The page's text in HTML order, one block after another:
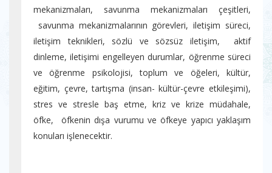
mekanizmaları, savunma mekanizmaları çeşitleri,
savunma mekanizmalarının görevleri, iletişim süreci,
iletişim teknikleri, sözlü ve sözsüz iletişim, aktif
dinleme, iletişimi engelleyen durumlar, öğrenme süreci
ve öğrenme psikolojisi, toplum ve öğeleri, kültür,
eğitim, çevre, tartışma (insan- kültür-çevre etkileşimi),
stres ve stresle baş etme, kriz ve krize müdahale,
öfke, öfkenin dışa vurumu ve öfkeye yapıcı yaklaşım
konuları işlenecektir.